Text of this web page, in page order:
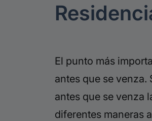
El punto más
antes que se venza.
antes que se venza
diferentes maneras